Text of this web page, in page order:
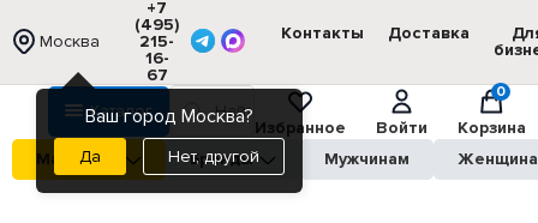
Москва
Ваш город Москва?
Нет, другой
+7
(495)
215-
16-
67
Контакты Доставка
Каталог
Избранное
Войти
0
Корзина
Магазины
Бренды Мужчинам